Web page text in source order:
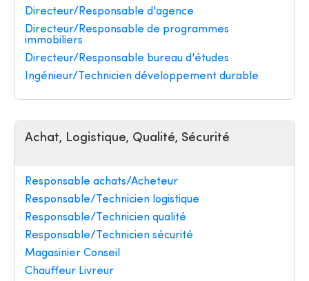
Directeur/Responsable d'agence
Directeur/Responsable de programmes
immobiliers
Directeur/Responsable bureau d'études
Ingénieur/Technicien développement durable
Achat, Logistique, Qualité, Sécurité
Responsable achats/Acheteur
Responsable/Technicien logistique
Responsable/Technicien qualité
Responsable/Technicien sécurité
Magasinier Conseil
Chauffeur Livreur